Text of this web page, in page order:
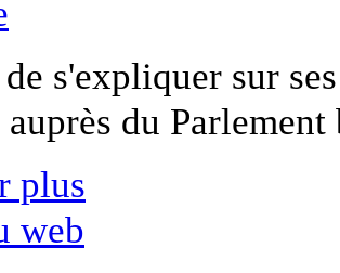
de s'expliquer sur
auprès du
plus
web